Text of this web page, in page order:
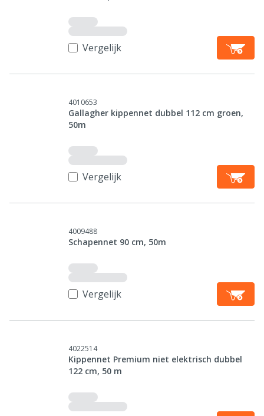
Vergelijk
4010653
Gallagher kippennet dubbel 112 cm groen,
50m
Vergelijk
4009488
Schapennet 90 cm, 50m
Vergelijk
4022514
Kippennet Premium niet elektrisch dubbel
122 cm, 50 m